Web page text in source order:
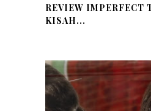
REVIEW IMPERFECT
KISAH...